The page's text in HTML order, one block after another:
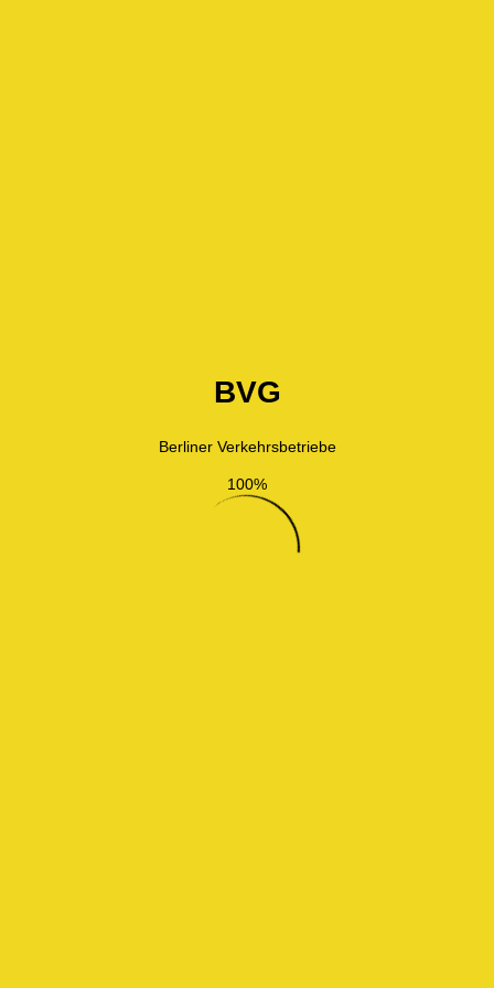
BVG
Berliner Verkehrsbetriebe
100%